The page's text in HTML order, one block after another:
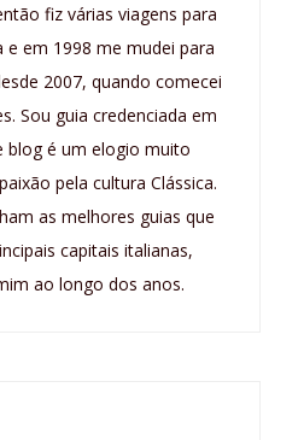
fiz várias viagens para
e em 1998 me mudei para
2007, quando comecei
Sou guia credenciada em
blog é um elogio muito
pela cultura Clássica.
as melhores guias que
capitais italianas,
ao longo dos anos.